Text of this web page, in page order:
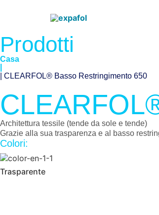
Prodotti
Casa
| CLEARFOL® Basso Restringimento 650
Architettura tessile (tende da sole e tende)
Grazie alla sua trasparenza e al basso
Colori:
Trasparente